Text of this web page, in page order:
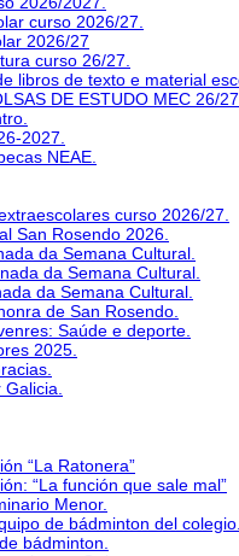
curso 2026/27.
2026/27
curso 26/27.
libros de texto e material
DE ESTUDO MEC 26/
2027.
NEAE.
curso 2026/27.
San Rosendo 2026.
da Semana Cultural.
da Semana Cultural.
da Semana Cultural.
de San Rosendo.
Saúde e deporte.
2025.
“La Ratonera”
“La función que sale mal”
Menor.
de bádminton del colegio.
bádminton.